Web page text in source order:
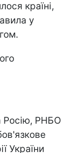
країні,
у
Росію, РНБО
України